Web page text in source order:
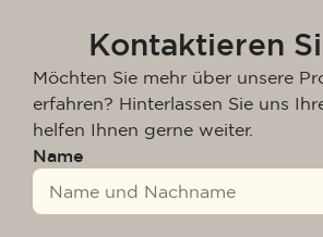
Kontaktieren
Möchten Sie mehr über unsere
erfahren? Hinterlassen Sie uns
helfen Ihnen gerne weiter.
Name